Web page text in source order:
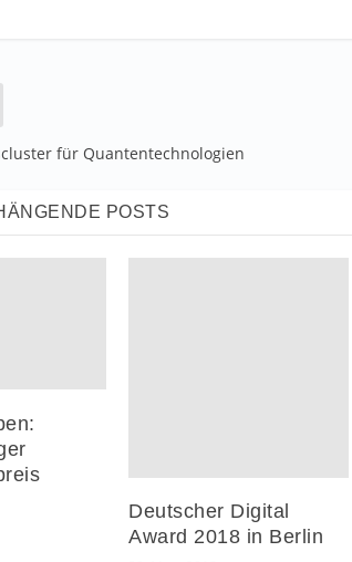
für Quantentechnologien
POSTS
Deutscher Digital
Award 2018 in Berlin